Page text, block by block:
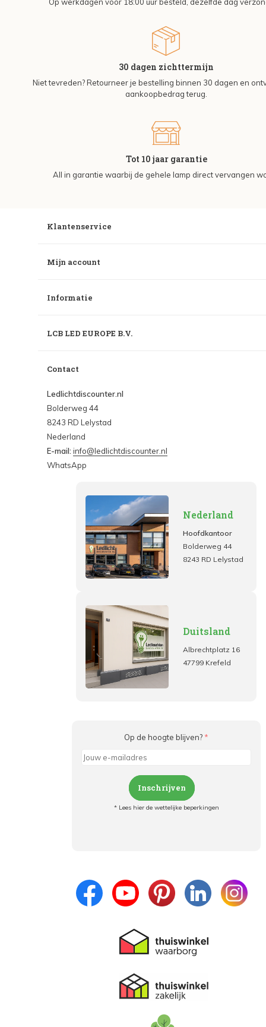
Op werkdagen voor 18:00 uur besteld, dezelfde dag
30 dagen zichttermijn
Niet tevreden? Retourneer je bestelling binnen 30 dagen en
aankoopbedrag terug.
Tot 10 jaar garantie
All in garantie waarbij de gehele lamp direct vervangen
Klantenservice
Mijn account
Informatie
LCB LED EUROPE B.V.
Contact
Ledlichtdiscounter.nl
Bolderweg 44
8243 RD Lelystad
Nederland
E-mail: info@ledlichtdiscounter.nl
WhatsApp
Nederland
Hoofdkantoor
Bolderweg 44
8243 RD Lelystad
Duitsland
Albrechtplatz 16
47799 Krefeld
Op de hoogte blijven? *
Inschrijven
* Lees hier de wettelijke beperkingen